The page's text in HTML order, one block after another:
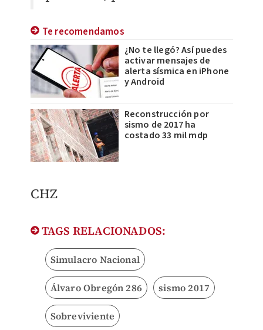
Te recomendamos
¿No te llegó? Así puedes
activar mensajes de
alerta sísmica en iPhone
y Android
Reconstrucción por
sismo de 2017 ha
costado 33 mil mdp
CHZ
TAGS RELACIONADOS:
Simulacro Nacional
Álvaro Obregón 286 sismo 2017
Sobreviviente